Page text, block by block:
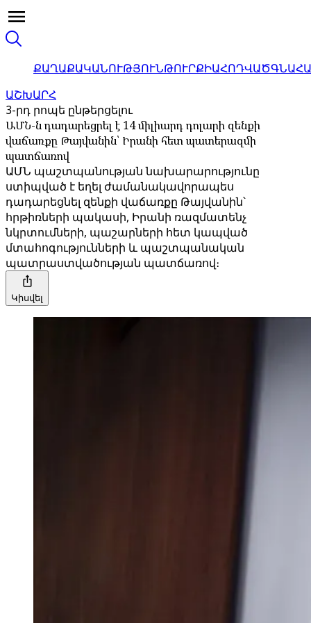
ՔԱՂԱՔԱԿԱՆՈՒԹՅՈՒՆԹՈՒՐՔԻԱՀՈԴՎԱԾ
ԱՇԽԱՐՀ
3-րդ րոպե ընթերցելու
ԱՄՆ-ն դադարեցրել է 14 միլիարդ դոլարի զենքի
վաճառքը Թայվանին՝ Իրանի հետ պատերազմի
պատճառով
ԱՄՆ պաշտպանության նախարարությունը
ստիպված է եղել ժամանակավորապես
դադարեցնել զենքի վաճառքը Թայվանին՝
հրթիռների պակասի, Իրանի ռազմատենչ
նկրտումների, պաշարների հետ կապված
մտահոգությունների և պաշտպանական
պատրաստվածության պատճառով։
Կիսվել